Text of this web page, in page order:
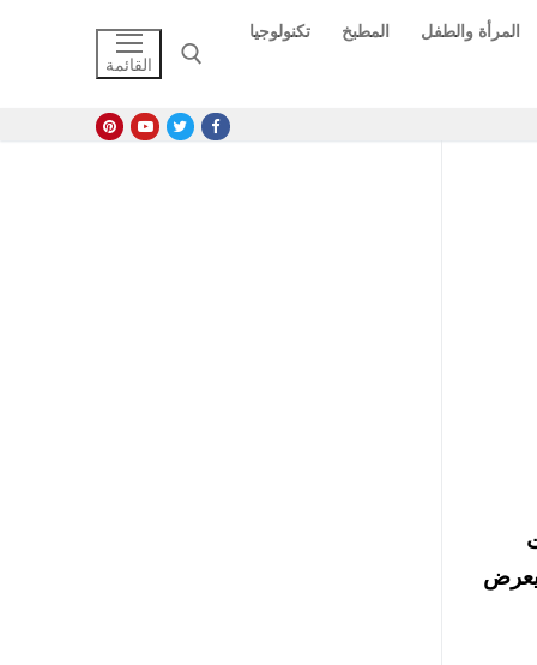
المرأة والطفل المطبخ
تكنولوجيا
القائمة